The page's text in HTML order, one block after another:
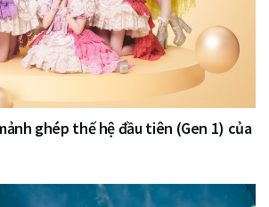
ghép thế hệ đầu tiên (Gen 1) của